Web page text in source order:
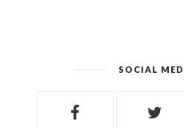
SOCIAL